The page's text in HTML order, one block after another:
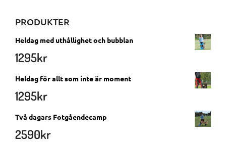
PRODUKTER
Heldag med uthållighet och bubblan
1295kr
Heldag för allt som inte är moment
1295kr
Två dagars Fotgåendecamp
2590kr